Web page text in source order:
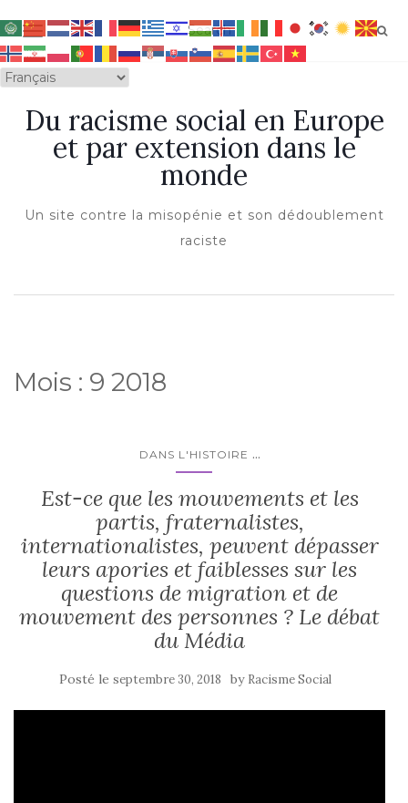
OUVRIR/FERMER LA NAVIGATION
Du racisme social en Europe
et par extension dans le
monde
Un site contre la misopénie et son dédoublement
raciste
Mois : 9 2018
DANS L'HISTOIRE ...
Est-ce que les mouvements et les
partis, fraternalistes,
internationalistes, peuvent dépasser
leurs apories et faiblesses sur les
questions de migration et de
mouvement des personnes ? Le débat
du Média
Posté le septembre 30, 2018 by Racisme Social